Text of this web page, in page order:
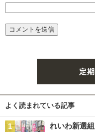
定
よく読まれている記事
れいわ新選